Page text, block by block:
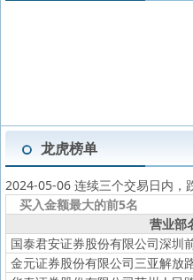
龙虎榜单
2024-05-06 连续三个交易日内，
买入金额最大的前5名
营业部
国泰君安证券股份有限公司深圳
金元证券股份有限公司三亚解放